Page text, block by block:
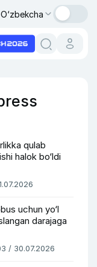
O‘zbekcha
qulab
halok bo‘ldi
uchun yo‘l
darajaga
/ 30.07.2026